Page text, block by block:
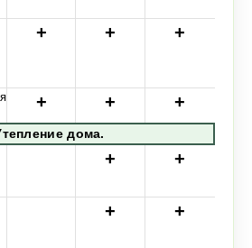
дома.